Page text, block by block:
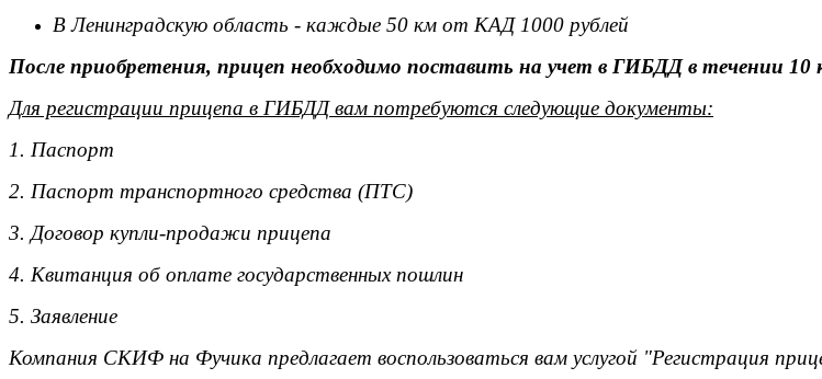
В Ленинградскую область - каждые 50 км от КАД 1000 рублей
После приобретения, прицеп необходимо поставить на учет в ГИБДД в течении 10
Для регистрации прицепа в ГИБДД вам потребуются следующие документы:
1. Паспорт
2. Паспорт транспортного средства (ПТС)
3. Договор купли-продажи прицепа
4. Квитанция об оплате государственных пошлин
5. Заявление
Компания СКИФ на Фучика предлагает воспользоваться вам услугой "Регистрация